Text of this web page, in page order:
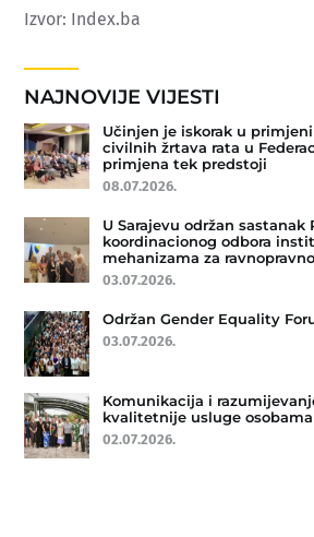
Izvor: Index.ba
NAJNOVIJE VIJESTI
Učinjen je iskorak u
civilnih žrtava rata u
primjena tek predstoji
08.07.2026.
U Sarajevu održan sastanak
koordinacionog odbora
mehanizama za
03.07.2026.
Održan Gender Equality
03.07.2026.
Komunikacija i
kvalitetnije usluge
02.07.2026.